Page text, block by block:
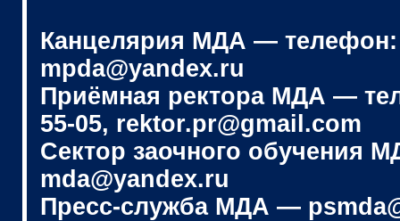
Канцелярия МДА — телефон:
mpda@yandex.ru
Приёмная ректора МДА —
55-05, rektor.pr@gmail.com
Сектор заочного обучения
mda@yandex.ru
Пресс-служба МДА —